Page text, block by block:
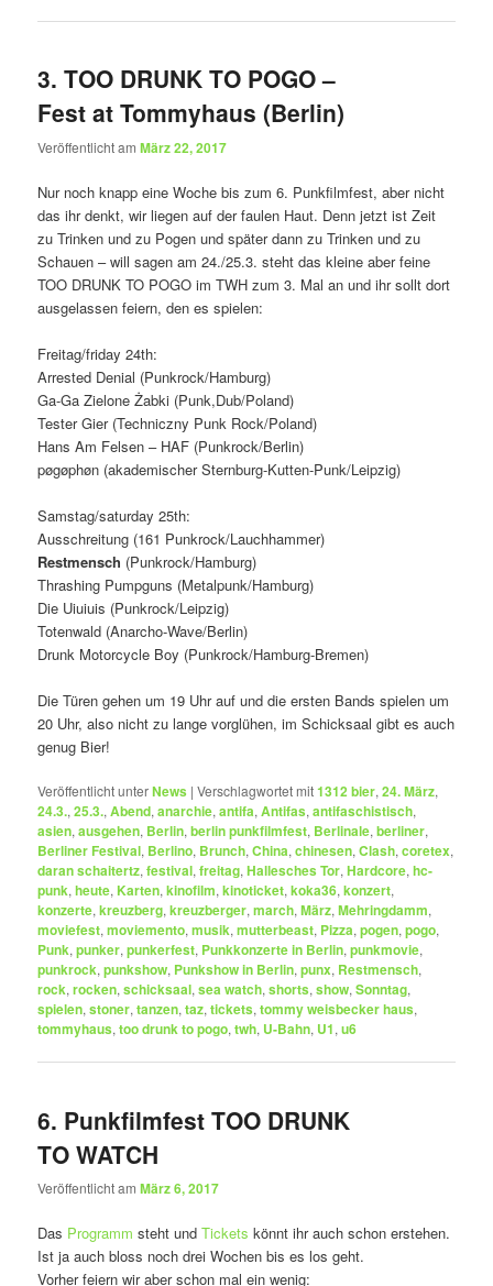
3. TOO DRUNK TO POGO –
Fest at Tommyhaus (Berlin)
Veröffentlicht amMärz 22, 2017
Nur noch knapp eine Woche bis zum 6. Punkfilmfest, aber nicht
das ihr denkt, wir liegen auf der faulen Haut. Denn jetzt ist Zeit
zu Trinken und zu Pogen und später dann zu Trinken und zu
Schauen – will sagen am 24./25.3. steht das kleine aber feine
TOO DRUNK TO POGO im TWH zum 3. Mal an und ihr sollt dort
ausgelassen feiern, den es spielen:
Freitag/friday 24th:
Arrested Denial (Punkrock/Hamburg)
Ga-Ga Zielone Żabki (Punk,Dub/Poland)
Tester Gier (Techniczny Punk Rock/Poland)
Hans Am Felsen – HAF (Punkrock/Berlin)
pøgøphøn (akademischer Sternburg-Kutten-Punk/Leipzig)
Samstag/saturday 25th:
Ausschreitung (161 Punkrock/Lauchhammer)
Restmensch (Punkrock/Hamburg)
Thrashing Pumpguns (Metalpunk/Hamburg)
Die Uiuiuis (Punkrock/Leipzig)
Totenwald (Anarcho-Wave/Berlin)
Drunk Motorcycle Boy (Punkrock/Hamburg-Bremen)
Die Türen gehen um 19 Uhr auf und die ersten Bands spielen um
20 Uhr, also nicht zu lange vorglühen, im Schicksaal gibt es auch
genug Bier!
Veröffentlicht unterNews |Verschlagwortet mit1312 bier,24. März,
24.3.,25.3.,Abend,anarchie,antifa,Antifas,antifaschistisch,
asien,ausgehen, Berlin,berlin punkfilmfest, Berlinale,berliner,
Berliner Festival, Berlino, Brunch,China,chinesen,Clash,coretex,
daran schaitertz,festival,freitag,Hallesches Tor,Hardcore,hc-
punk,heute, Karten,kinofilm,kinoticket,koka36,konzert,
konzerte,kreuzberg,kreuzberger,march,März,Mehringdamm,
moviefest,moviemento,musik,mutterbeast, Pizza,pogen,pogo,
Punk,punker,punkerfest, Punkkonzerte in Berlin,punkmovie,
punkrock,punkshow, Punkshow in Berlin,punx, Restmensch,
rock,rocken,schicksaal,sea watch,shorts,show,Sonntag,
spielen,stoner,tanzen,taz,tickets,tommy weisbecker haus,
tommyhaus,too drunk to pogo,twh, U-Bahn, U1,u6
6. Punkfilmfest TOO DRUNK
TO WATCH
Veröffentlicht amMärz 6, 2017
Das Programm steht undTickets könnt ihr auch schon erstehen.
Ist ja auch bloss noch drei Wochen bis es los geht.
Vorher feiern wir aber schon mal ein wenig: